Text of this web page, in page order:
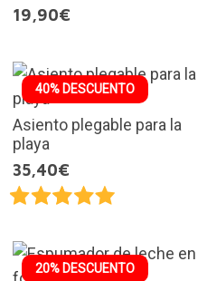
19,90€
40% DESCUENTO
Asiento plegable para la
playa
35,40€
20% DESCUENTO